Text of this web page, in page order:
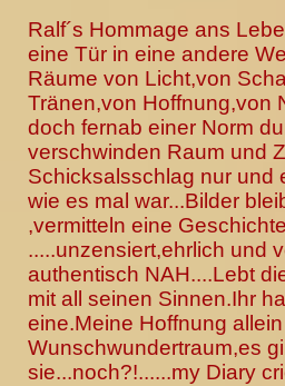
Ralf´s Hommage ans
eine Tür in eine andere
Räume von Licht,von
Tränen,von Hoffnung,von
doch fernab einer Norm
verschwinden Raum und
Schicksalsschlag nur und
wie es mal war...Bilder
,vermitteln eine
.....unzensiert,ehrlich und
authentisch NAH....Lebt
mit all seinen Sinnen.Ihr
eine.Meine Hoffnung
Wunschwundertraum,es
sie...noch?!......my Diary